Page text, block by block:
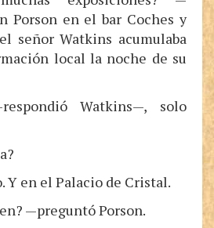
Porson en el bar Coches y
señor Watkins acumulaba
local la noche de su
Watkins—, solo
Y en el Palacio de Cristal.
—preguntó Porson.